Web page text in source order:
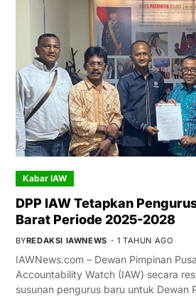
Kabar IAW
DPP IAW Tetapkan
Barat Periode 2025-2028
BYREDAKSI IAWNEWS 1 TAHUN AGO
IAWNews.com – Dewan Pimpinan
Accountability Watch (IAW) secara
susunan pengurus baru untuk Dewan